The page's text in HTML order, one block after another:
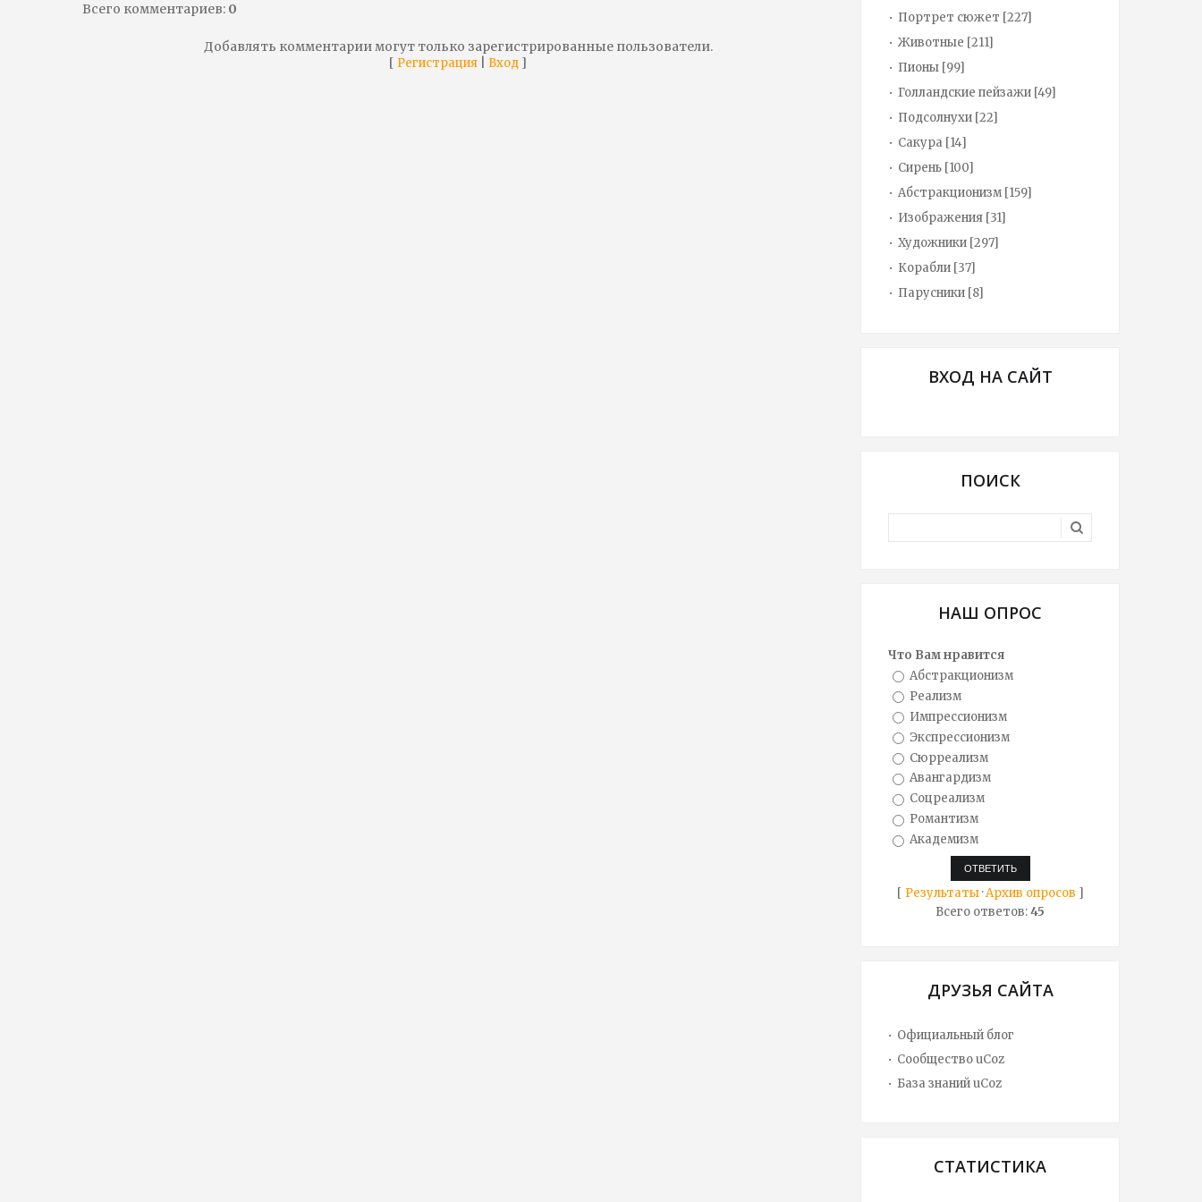
Всего комментариев: 0
Добавлять комментарии могут только зарегистрированные пользователи.
[ Регистрация Вход ]
Портрет сюжет [227]
Животные [211]
Пионы [99]
Голландские пейзажи [49]
Подсолнухи [22]
Сакура [14]
Сирень [100]
Абстракционизм [159]
Изображения [31]
Художники [297]
Корабли [37]
Парусники [8]
ВХОД НА САЙТ
ПОИСК
НАШ ОПРОС
Что Вам нравится
Абстракционизм
Реализм
Импрессионизм
Экспрессионизм
Сюрреализм
Авангардизм
Соцреализм
Романтизм
Академизм
[ Результаты·Архив опросов ]
Всего ответов:45
ДРУЗЬЯ САЙТА
Официальный блог
Сообщество uCoz
База знаний uCoz
СТАТИСТИКА